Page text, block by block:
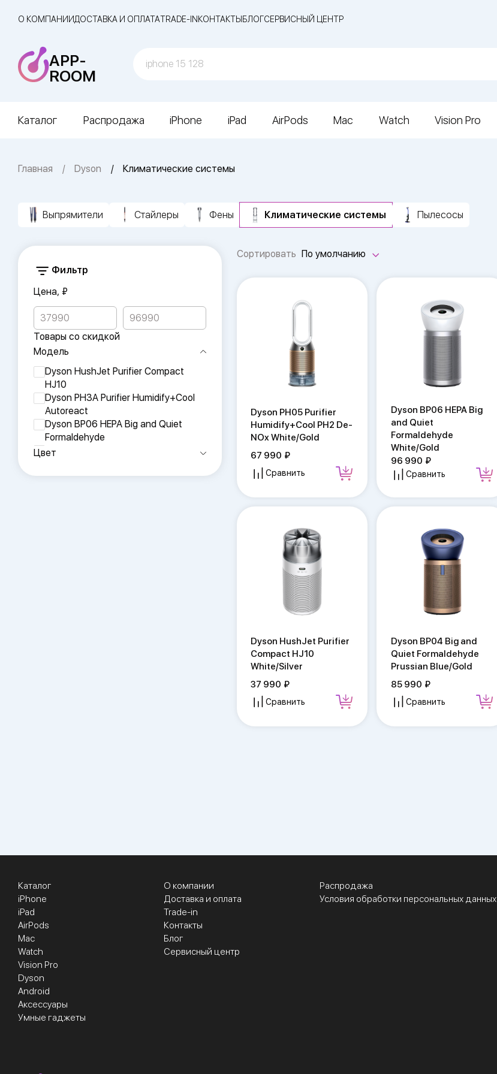
О КОМПАНИИДОСТАВКА И ОПЛАТАTRADE-INКОНТАКТЫБЛОГСЕРВИСНЫЙ ЦЕНТР
APP-
ROOM
Каталог Распродажа iPhone iPad AirPods Mac Watch Vision Pro
Главная Dyson Климатические системы
Выпрямители Стайлеры Фены Климатические системы Пылесосы
Фильтр
Цена, ₽
Товары со скидкой
Модель
Dyson HushJet Purifier Compact
HJ10
Dyson PH3A Purifier Humidify+Cool
Autoreact
Dyson BP06 HEPA Big and Quiet
Formaldehyde
Dyson PH05 Purifier Humidify+Cool
Dyson BP03 Big and Quiet
Цвет
Сортировать По умолчанию
Dyson PH05 Purifier
Humidify+Cool PH2 De-
NOx White/Gold
67 990
Сравнить
Dyson BP06 HEPA Big
and Quiet
Formaldehyde
White/Gold
96 990
Сравнить
Dyson HushJet Purifier
Compact HJ10
White/Silver
37 990
Сравнить
Dyson BP04 Big and
Quiet Formaldehyde
Prussian Blue/Gold
85 990
Сравнить
Каталог
iPhone
iPad
AirPods
Mac
Watch
Vision Pro
Dyson
Android
Аксессуары
Умные гаджеты
О компании
Доставка и оплата
Trade-in
Контакты
Блог
Сервисный центр
Распродажа
Условия обработки персональных данных